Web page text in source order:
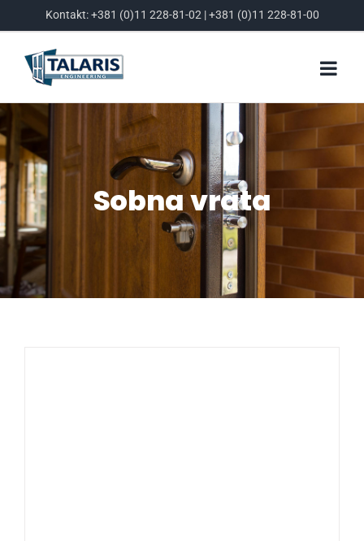
to
content
Kontakt:+381 (0)11 228-81-02|+381 (0)11 228-81-00
Sobna vrata